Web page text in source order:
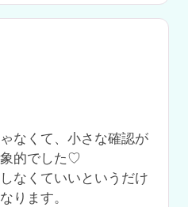
なくて、小さな確認が
的でした♡
なくていいというだけ
ります。